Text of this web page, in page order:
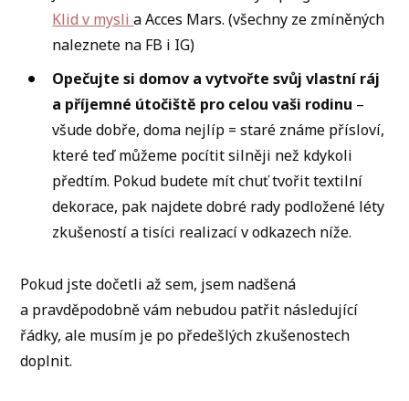
Klid v myslia Acces Mars. (všechny ze zmíněných
naleznete na FB i IG)
Opečujte si domov a vytvořte svůj vlastní ráj
a příjemné útočiště pro celou vaši rodinu –
všude dobře, doma nejlíp = staré známe přísloví,
které teď můžeme pocítit silněji než kdykoli
předtím. Pokud budete mít chuť tvořit textilní
dekorace, pak najdete dobré rady podložené léty
zkušeností a tisíci realizací v odkazech níže.
Pokud jste dočetli až sem, jsem nadšená
a pravděpodobně vám nebudou patřit následující
řádky, ale musím je po předešlých zkušenostech
doplnit.